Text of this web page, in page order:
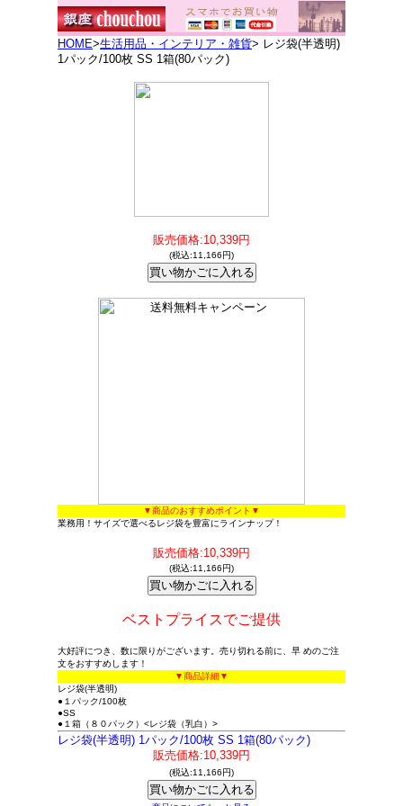
HOME>生活用品・インテリア・雑貨> レジ袋(半透明)
1パック/100枚 SS 1箱(80パック)
販売価格:10,339円
(税込:11,166円)
▼商品のおすすめポイント▼
業務用！サイズで選べるレジ袋を豊富にラインナップ！
販売価格:10,339円
(税込:11,166円)
ベストプライスでご提供
大好評につき、数に限りがございます。売り切れる前に、早 めのご注
文をおすすめします！
▼商品詳細▼
レジ袋(半透明)
●１パック/100枚
●SS
●１箱（８０パック）<レジ袋（乳白）>
レジ袋(半透明) 1パック/100枚 SS 1箱(80パック)
販売価格:10,339円
(税込:11,166円)